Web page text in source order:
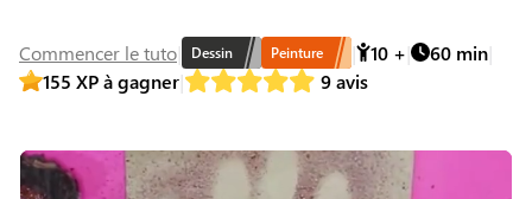
Commencer le tuto Dessin Peinture 10 + 60 min
155 XP à gagner 9avis